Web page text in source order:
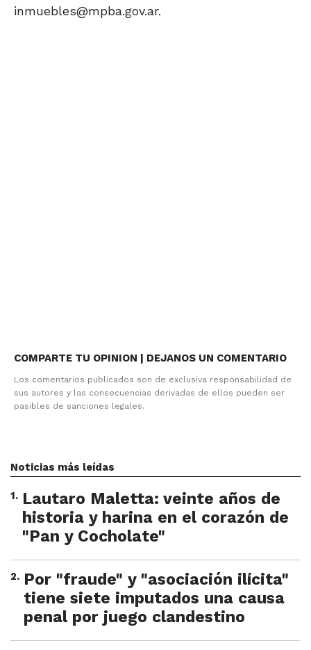
inmuebles@mpba.gov.ar.
COMPARTE TU OPINION | DEJANOS UN COMENTARIO
Los comentarios publicados son de exclusiva responsabilidad de
sus autores y las consecuencias derivadas de ellos pueden ser
pasibles de sanciones legales.
Noticias más leídas
1. Lautaro Maletta: veinte años de
historia y harina en el corazón de
"Pan y Cocholate"
2. Por "fraude" y "asociación ilícita"
tiene siete imputados una causa
penal por juego clandestino